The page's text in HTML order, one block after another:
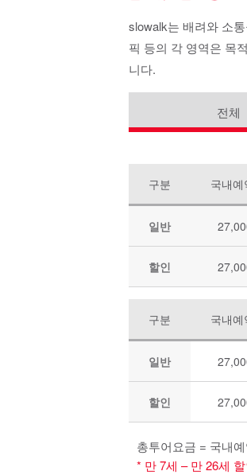
slowalk는 배려와 소
픽 등의 각 영역은 목
니다.
전체
구분 국내예
일반
할인
구분 국내예
일반
할인
총투어요금 = 국내
* 만 7세 – 만 26세